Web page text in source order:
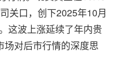
关口，创下2025年10月
这波上涨延续了年内贵
对后市行情的深度思